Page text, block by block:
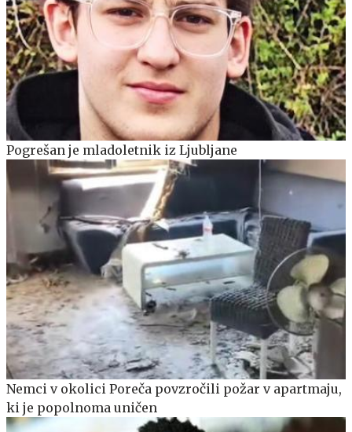
Pogrešan je mladoletnik iz Ljubljane
Nemci v okolici Poreča povzročili požar v apartmaju,
ki je popolnoma uničen